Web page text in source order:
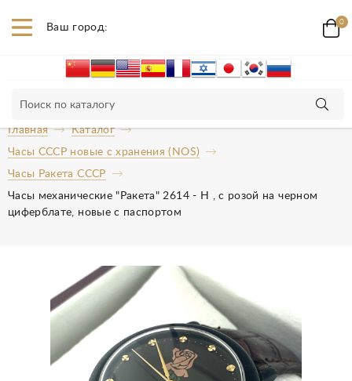
Ваш город: 0
Главная
Каталог
Часы СССР новые с хранения (NOS)
Часы Ракета СССР
Часы механические "Ракета" 2614 - Н , с розой на черном
циферблате, новые с паспортом